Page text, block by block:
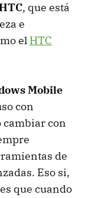
, que está
e
el HTC
Mobile
con
con
de
Eso si,
es que cuando